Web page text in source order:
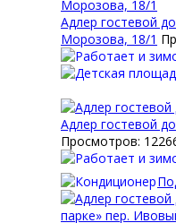
Адлер гостевой
Морозова, 18/1
Адлер гостевой
Просмотров: